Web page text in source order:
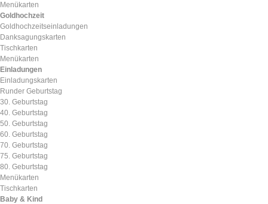
Menükarten
Goldhochzeit
Goldhochzeitseinladungen
Danksagungskarten
Tischkarten
Menükarten
Einladungen
Einladungskarten
Runder Geburtstag
30. Geburtstag
40. Geburtstag
50. Geburtstag
60. Geburtstag
70. Geburtstag
75. Geburtstag
80. Geburtstag
Menükarten
Tischkarten
Baby & Kind